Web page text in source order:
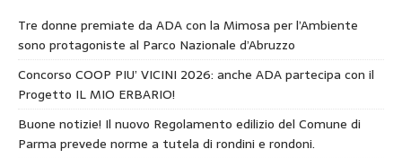
Tre donne premiate da ADA con la Mimosa per l’Ambiente
sono protagoniste al Parco Nazionale d’Abruzzo
Concorso COOP PIU’ VICINI 2026: anche ADA partecipa con il
Progetto IL MIO ERBARIO!
Buone notizie! Il nuovo Regolamento edilizio del Comune di
Parma prevede norme a tutela di rondini e rondoni.